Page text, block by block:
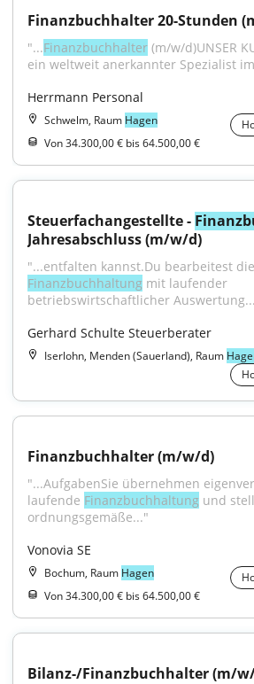
Finanzbuchhalter 20-Stunden
"...Finanzbuchhalter (m/w/d)UNSER
ein weltweit anerkannter Spezialist
Herrmann Personal
Schwelm, Raum Hagen
Von 34.300,00 € bis 64.500,00 €
Steuerfachangestellte -
Jahresabschluss (m/w/d)
Finanzbuchhaltung mit laufender
betriebswirtschaftlicher
Gerhard Schulte Steuerberater
Iserlohn, Menden (Sauerland), Raum
Finanzbuchhalter (m/w/d)
"...AufgabenSie übernehmen
laufende Finanzbuchhaltung und
ordnungsgemäße..."
Vonovia SE
Bochum, Raum Hagen
Von 34.300,00 € bis 64.500,00 €
Bilanz-/Finanzbuchhalter (m/